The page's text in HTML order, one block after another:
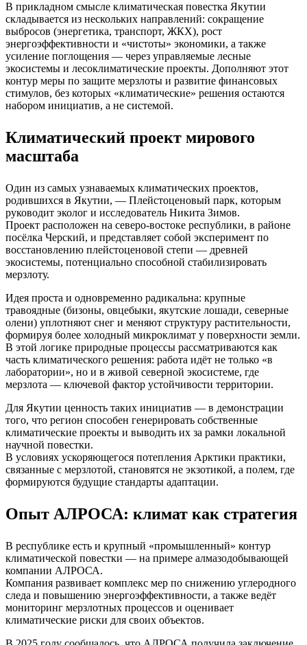
В прикладном смысле климатическая повестка Якутии
складывается из нескольких направлений: сокращение
выбросов (энергетика, транспорт, ЖКХ), рост
энергоэффективности и «чистоты» экономики, а также
усиление поглощения — через управляемые лесные
экосистемы и лесоклиматические проекты. Дополняют этот
контур меры по защите мерзлоты и развитие финансовых
стимулов, без которых «климатические» решения остаются
набором инициатив, а не системой.
Климатический проект мирового
масштаба
Один из самых узнаваемых климатических проектов,
родившихся в Якутии, — Плейстоценовый парк, которым
руководит эколог и исследователь Никита Зимов.
Проект расположен на северо‑востоке республики, в районе
посёлка Черский, и представляет собой эксперимент по
восстановлению плейстоценовой степи — древней
экосистемы, потенциально способной стабилизировать
мерзлоту.
Идея проста и одновременно радикальна: крупные
травоядные (бизоны, овцебыки, якутские лошади, северные
олени) уплотняют снег и меняют структуру растительности,
формируя более холодный микроклимат у поверхности земли.
В этой логике природные процессы рассматриваются как
часть климатического решения: работа идёт не только «в
лаборатории», но и в живой северной экосистеме, где
мерзлота — ключевой фактор устойчивости территории.
Для Якутии ценность таких инициатив — в демонстрации
того, что регион способен генерировать собственные
климатические проекты и выводить их за рамки локальной
научной повестки.
В условиях ускоряющегося потепления Арктики практики,
связанные с мерзлотой, становятся не экзотикой, а полем, где
формируются будущие стандарты адаптации.
Опыт АЛРОСА: климат как стратегия
В республике есть и крупный «промышленный» контур
климатической повестки — на примере алмазодобывающей
компании АЛРОСА.
Компания развивает комплекс мер по снижению углеродного
следа и повышению энергоэффективности, а также ведёт
мониторинг мерзлотных процессов и оценивает
климатические риски для своих объектов.